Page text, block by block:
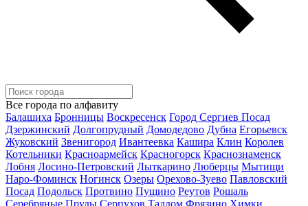
Все города по алфавиту
Балашиха Бронницы Воскресенск Город Сергиев Посад
Дзержинский Долгопрудный Домодедово Дубна Егорьевск
Жуковский Звенигород Ивантеевка Кашира Клин Королев
Котельники Красноармейск Красногорск Краснознаменск
Лобня Лосино-Петровский Лыткарино Люберцы Мытищи
Наро-Фоминск Ногинск Озеры Орехово-Зуево Павловский
Посад Подольск Протвино Пущино Реутов Рошаль
Серебряные Пруды Серпухов Талдом Фрязино Химки